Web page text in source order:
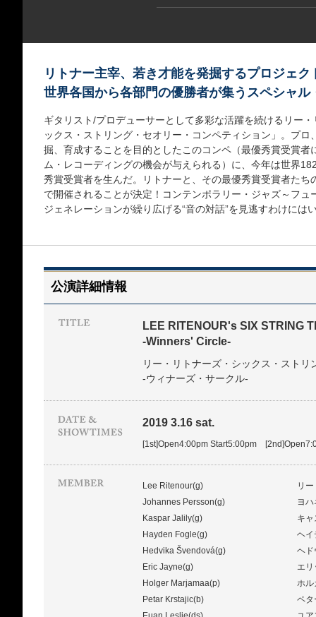
リトナー主宰、若き才能を発掘するプロジェク
世界各国から各部門の優勝者が集うスペシャル
ギタリスト/プロデューサーとして多彩な活躍を続けるリー
ックス・ストリング・セオリー・コンペティション」。プ
掘、育成することを目的としたこのコンペ（最優秀賞受賞
ム・レコーディングの機会が与えられる）に、今年は世界
秀賞受賞者を生んだ。リトナーと、その最優秀賞受賞者た
で開催されることが決定！コンテンポラリー・ジャズ～フ
ジェネレーションが繰り広げる“音の対話”を見逃すわけには
公演詳細情報
LEE RITENOUR's SIX STRING
-Winners' Circle-
リー・リトナーズ・シックス・スト
-ウィナーズ・サークル-
2019 3.16 sat.
[1st]Open4:00pm Start5:00pm
Lee Ritenour(g)
リ
Johannes Persson(g)
ヨ
Kaspar Jalily(g)
キ
Hayden Fogle(g)
ヘイ
Hedvika Švendová(g)
ヘド
Eric Jayne(g)
エ
Holger Marjamaa(p)
ホル
Petar Krstajic(b)
ペタ